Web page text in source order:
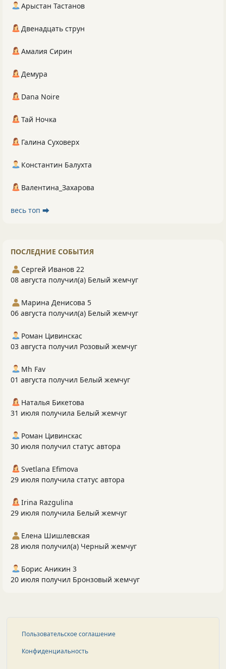
Арыстан Тастанов
Двенадцать струн
Амалия Сирин
Демура
Dana Noire
Тай Ночка
Галина Суховерх
Константин Балухта
Валентина_Захарова
весь топ ⮕
ПОСЛЕДНИЕ СОБЫТИЯ
Сергей Иванов 22
08 августа получил(а) Белый жемчуг
Марина Денисова 5
06 августа получил(а) Белый жемчуг
Роман Цивинскас
03 августа получил Розовый жемчуг
Mh Fav
01 августа получил Белый жемчуг
Наталья Бикетова
31 июля получила Белый жемчуг
Роман Цивинскас
30 июля получил статус автора
Svetlana Efimova
29 июля получила статус автора
Irina Razgulina
29 июля получила Белый жемчуг
Елена Шишлевская
28 июля получил(а) Черный жемчуг
Борис Аникин 3
20 июля получил Бронзовый жемчуг
Пользовательское соглашение
Конфиденциальность